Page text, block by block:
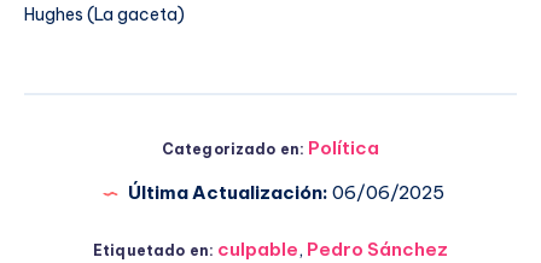
Hughes (La gaceta)
Categorizado en: Política
Última Actualización: 06/06/2025
Etiquetado en: culpable, Pedro Sánchez